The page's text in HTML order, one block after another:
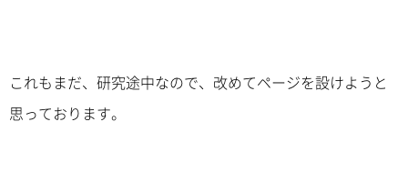
これもまだ、研究途中なので、改めてページを設けようと
思っております。